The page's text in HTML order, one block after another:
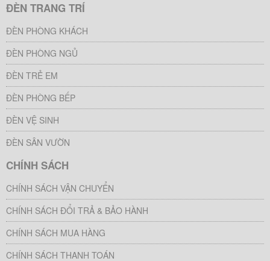
ĐÈN TRANG TRÍ
ĐÈN PHÒNG KHÁCH
ĐÈN PHÒNG NGỦ
ĐÈN TRẺ EM
ĐÈN PHÒNG BẾP
ĐÈN VỆ SINH
ĐÈN SÂN VƯỜN
CHÍNH SÁCH
CHÍNH SÁCH VẬN CHUYỂN
CHÍNH SÁCH ĐỔI TRẢ & BẢO HÀNH
CHÍNH SÁCH MUA HÀNG
CHÍNH SÁCH THANH TOÁN